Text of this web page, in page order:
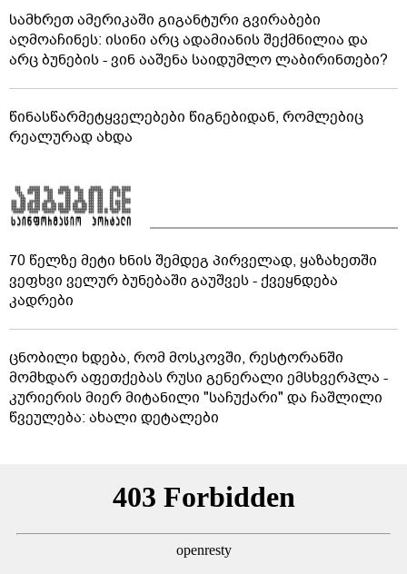
სამხრეთ ამერიკაში გიგანტური გვირაბები
აღმოაჩინეს: ისინი არც ადამიანის შექმნილია და
არც ბუნების - ვინ ააშენა საიდუმლო ლაბირინთები?
წინასწარმეტყველებები წიგნებიდან, რომლებიც
რეალურად ახდა
70 წელზე მეტი ხნის შემდეგ პირველად, ყაზახეთში
ვეფხვი ველურ ბუნებაში გაუშვეს - ქვეყნდება
კადრები
ცნობილი ხდება, რომ მოსკოვში, რესტორანში
მომხდარ აფეთქებას რუსი გენერალი ემსხვერპლა -
კურიერის მიერ მიტანილი "საჩუქარი" და ჩაშლილი
წვეულება: ახალი დეტალები